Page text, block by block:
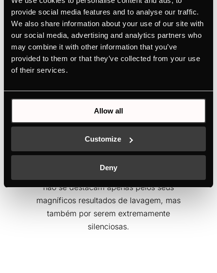
provide social media features and to analyse our traffic.
We also share information about your use of our site with
our social media, advertising and analytics partners who
may combine it with other information that you’ve
provided to them or that they’ve collected from your use
of their services.
Allow all
Customize
Deny
Descubra o silêncio
As máquinas de lavar louça Küppersbusch
não se destacam apenas pelos seus
magníficos resultados de lavagem, mas
também por serem extremamente
silenciosas.